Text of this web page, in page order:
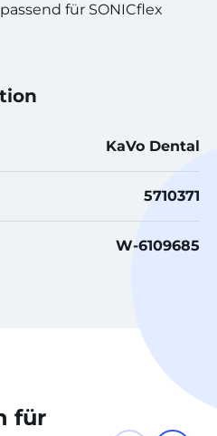
passend für SONICflex
KaVo Dental
5710371
W-6109685
für